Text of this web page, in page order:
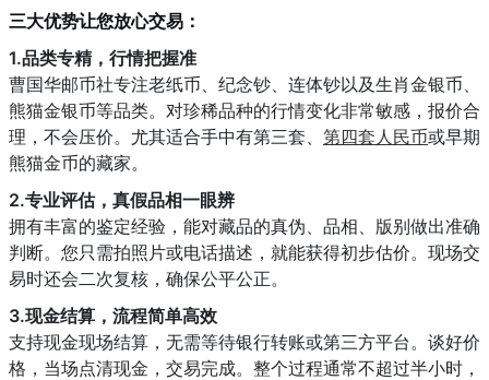
三大优势让您放心交易：
1.品类专精，行情把握准
曹国华邮币社专注老纸币、纪念钞、连体钞以及生肖金银币、
熊猫金银币等品类。对珍稀品种的行情变化非常敏感，报价合
理，不会压价。尤其适合手中有第三套、 第四套人民币或早期
熊猫金币的藏家。
2.专业评估，真假品相一眼辨
拥有丰富的鉴定经验，能对藏品的真伪、品相、版别做出准确
判断。您只需拍照片或电话描述，就能获得初步估价。现场交
易时还会二次复核，确保公平公正。
3.现金结算，流程简单高效
支持现金现场结算，无需等待银行转账或第三方平台。谈好价
格，当场点清现金，交易完成。整个过程通常不超过半小时，